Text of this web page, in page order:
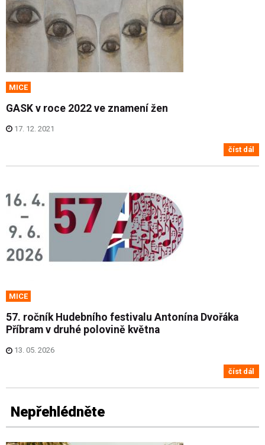
MICE
GASK v roce 2022 ve znamení žen
17. 12. 2021
číst dál
MICE
57. ročník Hudebního festivalu Antonína Dvořáka
Příbram v druhé polovině května
13. 05. 2026
číst dál
Nepřehlédněte